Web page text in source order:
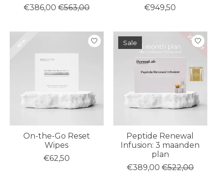
€386,00 €563,00
€949,50
On-the-Go Reset
Wipes
€62,50
Sale
Peptide Renewal
Infusion: 3 maanden
plan
€389,00 €522,00